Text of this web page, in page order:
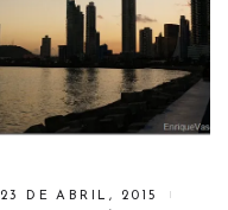
23 DE ABRIL, 2015